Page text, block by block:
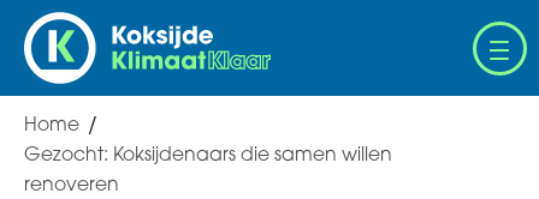
Overslaan
en
naar
inhoud
gaan
Breadcrumb
Home
Gezocht: Koksijdenaars die samen willen
renoveren